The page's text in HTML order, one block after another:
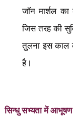
जॉन मार्शल
जिस तरह की
तुलना इस काल
है।
सिन्धु सभ्यता मेंआभूषण